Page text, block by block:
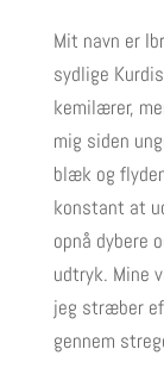
Mit navn er
sydlige
kemilærer,
mig siden
blæk og
konstant at
opnå dybere
udtryk. Mine
jeg stræber
gennem